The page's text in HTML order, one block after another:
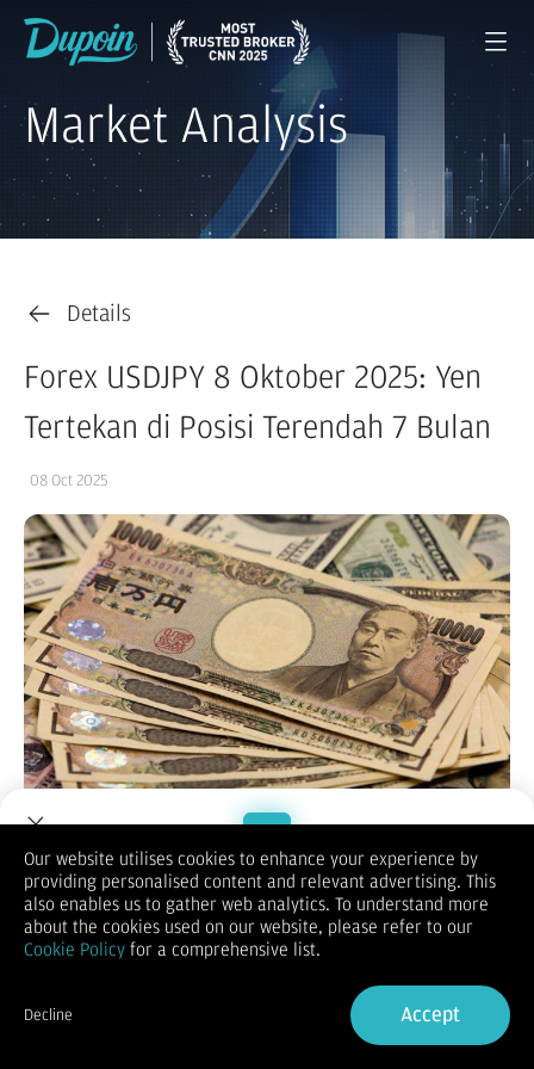
Market Analysis
Details
Forex USDJPY 8 Oktober 2025: Yen
Tertekan di Posisi Terendah 7 Bulan
08 Oct 2025
(Vibiznews-Forex) – Posisi yen dalam pair USDJPY masih
tertekan di kisaran terendah dalam 7 bulan pada
perdagangan forex sesi Asia hari Rabu (8/10/2025) setelah
kemenangan mengejutkan Sanae Takaichi sebagai pemimpin
baru Partai Demokrat Liberal (LDP) yang berkuasa di Jepang.
of Japan (BOJ) melanjutkan kenaikan suku bunga dengan hati-
hati dan mendukung komunikasi yang erat antara bank sentral
Welcome to Dupoin.
Trade with a Trusted Broker
Sign in
Our website utilises cookies to enhance your experience by
providing personalised content and relevant advertising. This
also enables us to gather web analytics. To understand more
about the cookies used on our website, please refer to our
Cookie Policy for a comprehensive list.
Decline Accept